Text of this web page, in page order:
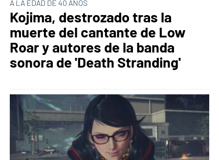
A LA EDAD DE 40 AÑOS
Kojima, destrozado tras la
muerte del cantante de Low
Roar y autores de la banda
sonora de 'Death Stranding'